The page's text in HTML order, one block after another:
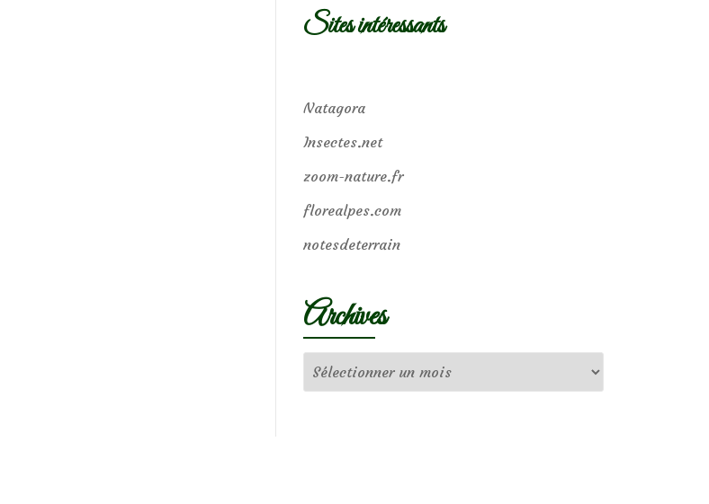
Sites intéressants
Natagora
Insectes.net
zoom-nature.fr
florealpes.com
notesdeterrain
Archives
Archives